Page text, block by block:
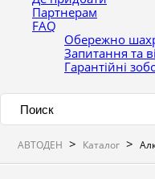
Партнерам
FAQ
Обережно
Запитання та
Гарантійні
АВТОДЕН > Каталог >